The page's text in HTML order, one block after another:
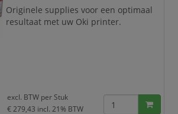
Originele supplies voor een optimaal
resultaat met uw Oki printer.
excl. BTW per Stuk
€ 279,43 incl. 21% BTW